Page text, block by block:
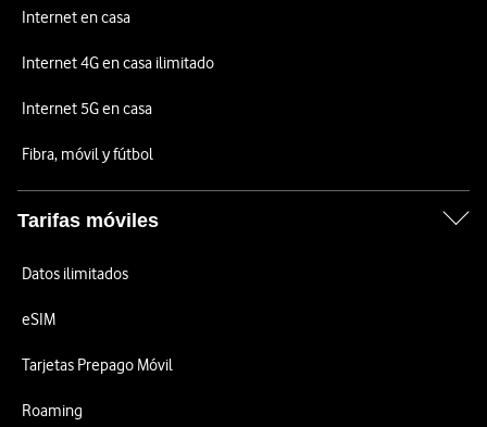
Internet en casa
Internet 4G en casa ilimitado
Internet 5G en casa
Fibra, móvil y fútbol
Tarifas móviles
Datos ilimitados
eSIM
Tarjetas Prepago Móvil
Roaming